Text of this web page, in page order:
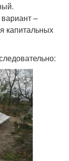
–
капитальных